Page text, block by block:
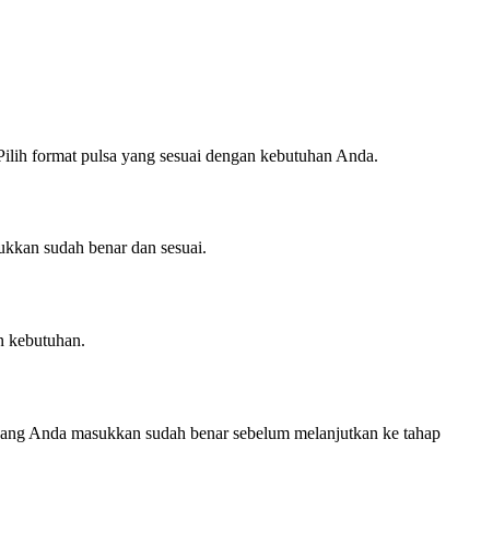
format pulsa yang sesuai dengan kebutuhan Anda.
sudah benar dan sesuai.
kebutuhan.
Anda masukkan sudah benar sebelum melanjutkan ke tahap